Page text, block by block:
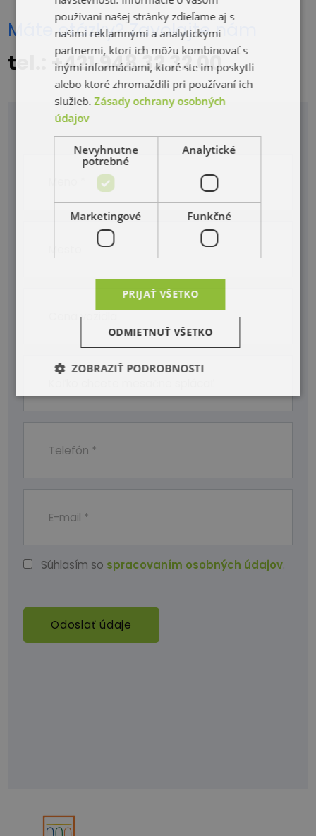
Máte otázky? Zavolajte nám
tel.: +421 948 32 32 00
Súhlasím so spracovaním osobných údajov.
Odoslať údaje
používaní našej stránky zdieľame aj s
našimi reklamnými a analytickými
partnermi, ktorí ich môžu kombinovať s
inými informáciami, ktoré ste im poskytli
alebo ktoré zhromaždili pri používaní ich
služieb.Zásady ochrany osobných
údajov
Nevyhnutne
potrebné
Analytické
Marketingové Funkčné
PRIJAŤ VŠETKO
ODMIETNUŤ VŠETKO
ZOBRAZIŤ PODROBNOSTI